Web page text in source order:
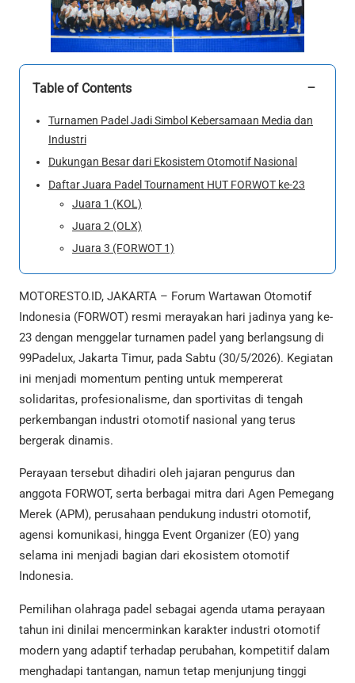
Table of Contents −
Turnamen Padel Jadi Simbol Kebersamaan Media dan
Industri
Dukungan Besar dari Ekosistem Otomotif Nasional
Daftar Juara Padel Tournament HUT FORWOT ke-23
Juara 1 (KOL)
Juara 2 (OLX)
Juara 3 (FORWOT 1)
MOTORESTO.ID, JAKARTA – Forum Wartawan Otomotif
Indonesia (FORWOT) resmi merayakan hari jadinya yang ke-
23 dengan menggelar turnamen padel yang berlangsung di
99Padelux, Jakarta Timur, pada Sabtu (30/5/2026). Kegiatan
ini menjadi momentum penting untuk mempererat
solidaritas, profesionalisme, dan sportivitas di tengah
perkembangan industri otomotif nasional yang terus
bergerak dinamis.
Perayaan tersebut dihadiri oleh jajaran pengurus dan
anggota FORWOT, serta berbagai mitra dari Agen Pemegang
Merek (APM), perusahaan pendukung industri otomotif,
agensi komunikasi, hingga Event Organizer (EO) yang
selama ini menjadi bagian dari ekosistem otomotif
Indonesia.
Pemilihan olahraga padel sebagai agenda utama perayaan
tahun ini dinilai mencerminkan karakter industri otomotif
modern yang adaptif terhadap perubahan, kompetitif dalam
menghadapi tantangan, namun tetap menjunjung tinggi